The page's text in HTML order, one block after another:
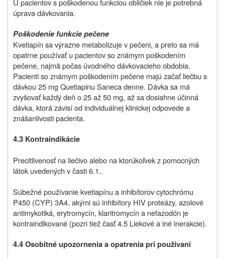
U pacientov s poškodenou funkciou obličiek nie je potrebná
úprava dávkovania.
Poškodenie funkcie pečene
Kvetiapín sa výrazne metabolizuje v pečeni, a preto sa má
opatrne používať u pacientov so známym poškodením
pečene, najmä počas úvodného dávkovacieho obdobia.
Pacienti so známym poškodením pečene majú začať liečbu s
dávkou 25 mg Quetiapinu Saneca denne. Dávka sa má
zvyšovať každý deň o 25 až 50 mg, až sa dosiahne účinná
dávka, ktorá závisí od individuálnej klinickej odpovede a
znášanlivosti pacienta.
4.3 Kontraindikácie
Precitlivenosť na liečivo alebo na ktorúkoľvek z pomocných
látok uvedených v časti 6.1..
Súbežné používanie kvetiapínu a inhibítorov cytochrómu
P450 (CYP) 3A4, akými sú inhibítory HIV proteázy, azolové
antimykotiká, erytromycín, klaritromycín a nefazodón je
kontraindikované (pozri tiež časť 4.5 Liekové a iné inerakcie).
4.4 Osobitné upozornenia a opatrenia pri používaní